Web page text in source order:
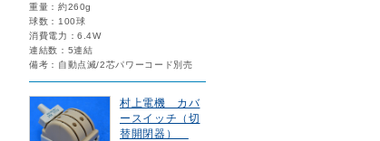
重量：約260g
球数：100球
消費電力：6.4W
連結数：5連結
備考：自動点滅/2芯パワーコード別売
村上電機 カバ
ースイッチ（切
替開閉器）